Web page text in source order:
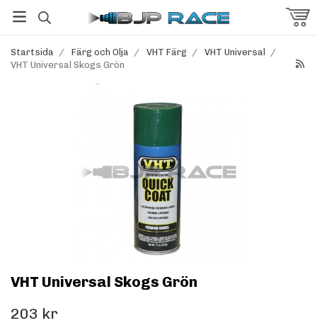
Startsida / Färg och Olja / VHT Färg / VHT Universal
/
VHT Universal Skogs Grön
VHT Universal Skogs Grön
203 kr